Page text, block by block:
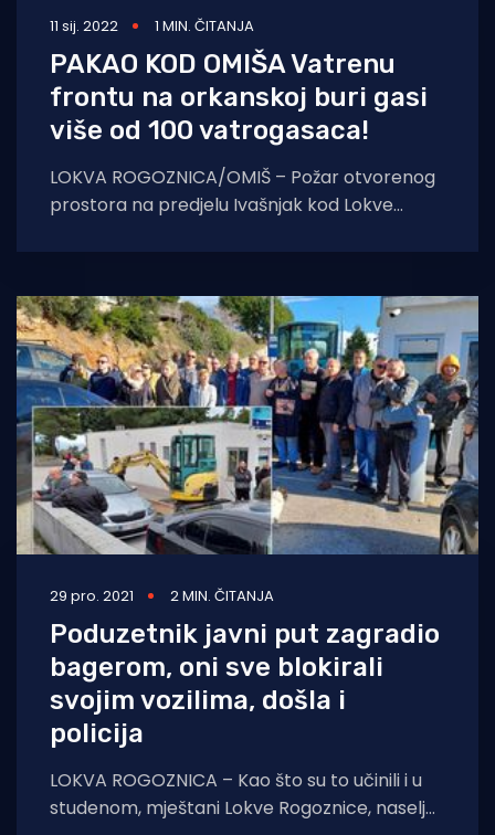
11 sij. 2022 1 MIN. ČITANJA
PAKAO KOD OMIŠA Vatrenu
frontu na orkanskoj buri gasi
više od 100 vatrogasaca!
LOKVA ROGOZNICA/OMIŠ – Požar otvorenog
prostora na predjelu Ivašnjak kod Lokve
raslinje
29 pro. 2021 2 MIN. ČITANJA
Poduzetnik javni put zagradio
bagerom, oni sve blokirali
svojim vozilima, došla i
policija
LOKVA ROGOZNICA – Kao što su to učinili i u
studenom, mještani Lokve Rogoznice, naselje